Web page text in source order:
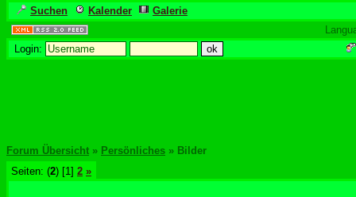
Suchen Kalender
Galerie
Login:
Forum Übersicht » Persönliches » Bilder
Seiten: (2) [1] 2 »